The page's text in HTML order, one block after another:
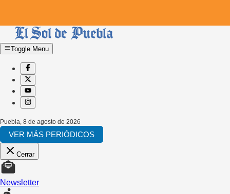
Toggle Menu
Puebla 8 de agosto de 2026
VER MÁS PERIÓDICOS
Cerrar
Newsletter